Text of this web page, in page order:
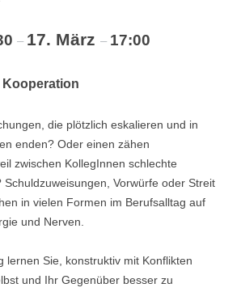
– 17. März – 17:00
die plötzlich eskalieren und in
enden? Oder einen zähen
zwischen KollegInnen schlechte
Schuldzuweisungen, Vorwürfe oder Streit
in vielen Formen im Berufsalltag auf
und Nerven.
lernen Sie, konstruktiv mit Konflikten
und Ihr Gegenüber besser zu